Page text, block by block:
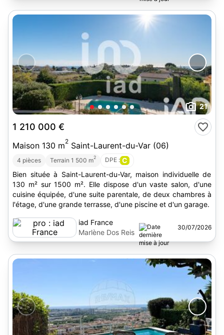
21
1 210 000 €
Maison 130 m2 Saint-Laurent-du-Var (06)
4 pièces Terrain 1 500 m2 DPE : C
Bien située à Saint-Laurent-du-Var, maison individuelle de
130 m² sur 1500 m². Elle dispose d'un vaste salon, d'une
cuisine équipée, d'une suite parentale, de deux chambres à
l'étage, d'une grande terrasse, d'une piscine et d'un garage.
iad France
Marlène Dos Reis
30/07/2026